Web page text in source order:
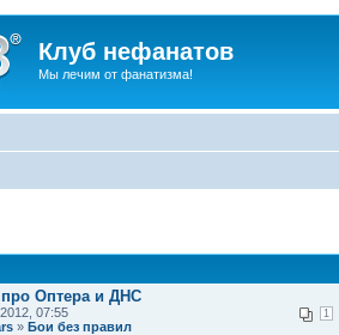
Клуб нефанатов
Мы лечим от фанатизма!
Оптера и ДНС
1
07:55
» Бои без правил